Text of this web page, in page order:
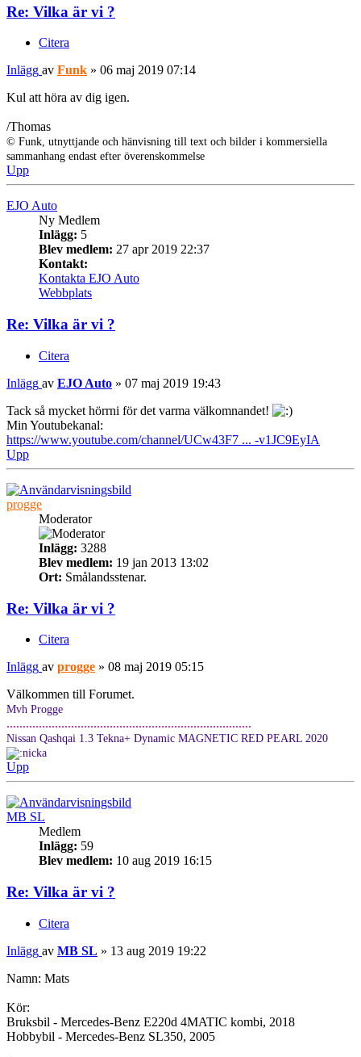
Re: Vilka är vi ?
Citera
Inlägg av Funk » 06 maj 2019 07:14
Kul att höra av dig igen.
/Thomas
© Funk, utnyttjande och hänvisning till text och bilder i kommersiella
sammanhang endast efter överenskommelse
Upp
EJO Auto
Ny Medlem
Inlägg: 5
Blev medlem: 27 apr 2019 22:37
Kontakt:
Kontakta EJO Auto
Webbplats
Re: Vilka är vi ?
Citera
Inlägg av EJO Auto » 07 maj 2019 19:43
Tack så mycket hörrni för det varma välkomnandet!
Min Youtubekanal:
https://www.youtube.com/channel/UCw43F7 ... -v1JC9EyIA
Upp
progge
Moderator
Inlägg: 3288
Blev medlem: 19 jan 2013 13:02
Ort: Smålandsstenar.
Re: Vilka är vi ?
Citera
Inlägg av progge » 08 maj 2019 05:15
Välkommen till Forumet.
Mvh Progge
............................................................................
Nissan Qashqai 1.3 Tekna+ Dynamic MAGNETIC RED PEARL 2020
Upp
MB SL
Medlem
Inlägg: 59
Blev medlem: 10 aug 2019 16:15
Re: Vilka är vi ?
Citera
Inlägg av MB SL » 13 aug 2019 19:22
Namn: Mats
Kör:
Bruksbil - Mercedes-Benz E220d 4MATIC kombi, 2018
Hobbybil - Mercedes-Benz SL350, 2005